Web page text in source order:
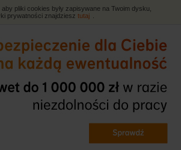
pliki cookies były zapisywane na Twoim dysku,
prywatności znajdziesz tutaj